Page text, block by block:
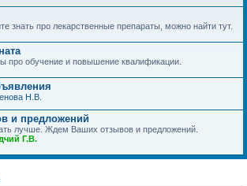
знать про лекарственные препараты, можно найти тут.
про обучение и повышение квалификации.
Н.В.
и предложений
лучше. Ждем Ваших отзывов и предложений.
Г.В.